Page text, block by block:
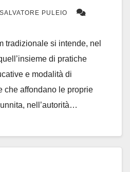
SALVATORE PULEIO
tradizionale si intende, nel
di pratiche
e modalità di
che affondano le proprie
nell’autorità…